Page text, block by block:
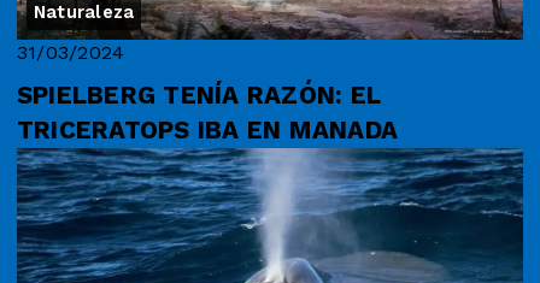
Naturaleza
31/03/2024
SPIELBERG TENÍA RAZÓN: EL
TRICERATOPS IBA EN MANADA